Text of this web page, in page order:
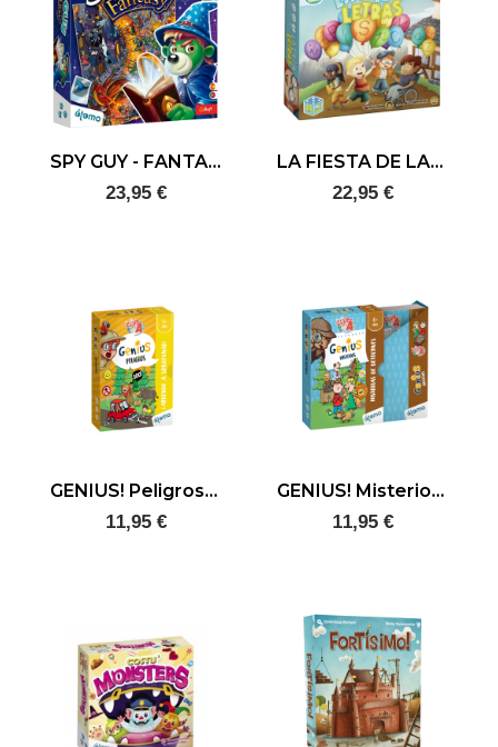
SPY GUY - FANTASY
23,95 €
LA FIESTA DE LAS LETRAS
22,95 €
GENIUS! Peligros Club A
11,95 €
GENIUS! Misterios Club A
11,95 €